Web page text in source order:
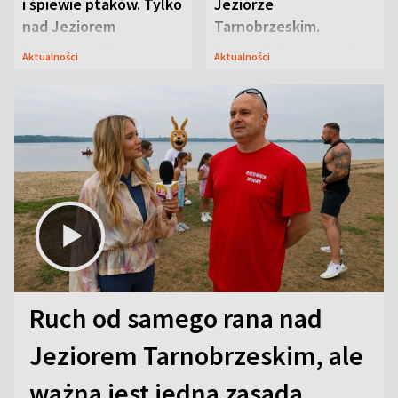
nad Jeziorem
Tarnobrzeskim
Aktualności
Tarnobrzeskim.
Przyrodnicy zwracają
Aktualności
Ruch od samego rana nad
Jeziorem Tarnobrzeskim, ale